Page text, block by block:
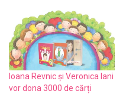
Ioana Revnic și Veronica Iani
vor dona 3000 de cărți